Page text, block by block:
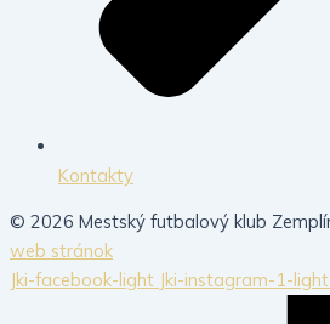
Kontakty
© 2026 Mestský futbalový klub
web stránok
Jki-facebook-light Jki-instagram-1-light